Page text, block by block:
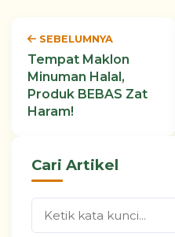
SEBELUMNYA
Tempat Maklon
Minuman Halal,
Produk BEBAS Zat
Haram!
Cari Artikel